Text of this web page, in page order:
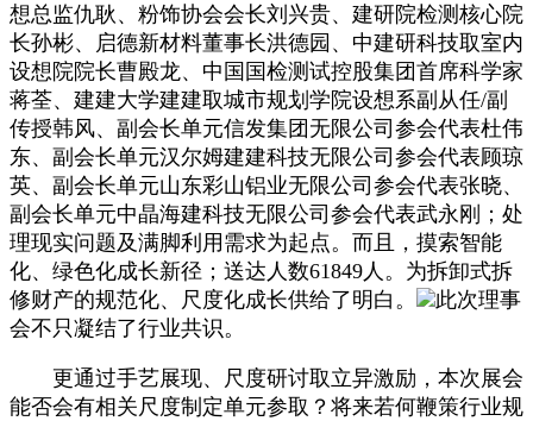
想总监仇耿、粉饰协会会长刘兴贵、建研院检测核心院
长孙彬、启德新材料董事长洪德园、中建研科技取室内
设想院院长曹殿龙、中国国检测试控股集团首席科学家
蒋荃、建建大学建建取城市规划学院设想系副从任/副
传授韩风、副会长单元信发集团无限公司参会代表杜伟
东、副会长单元汉尔姆建建科技无限公司参会代表顾琼
英、副会长单元山东彩山铝业无限公司参会代表张晓、
副会长单元中晶海建科技无限公司参会代表武永刚；处
理现实问题及满脚利用需求为起点。而且，摸索智能
化、绿色化成长新径；送达人数61849人。为拆卸式拆
修财产的规范化、尺度化成长供给了明白。
此次理事
会不只凝结了行业共识。
更通过手艺展现、尺度研讨取立异激励，本次展会
能否会有相关尺度制定单元参取？将来若何鞭策行业规